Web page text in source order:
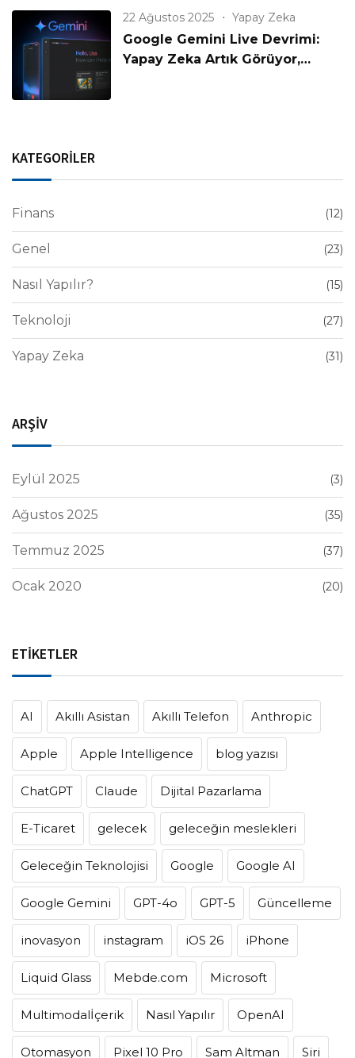
22 Ağustos 2025 Yapay Zeka
Google Gemini Live Devrimi:
Yapay Zeka Artık Görüyor,
KATEGORİLER
Finans (12)
Genel (23)
Nasıl Yapılır? (15)
Teknoloji (27)
Yapay Zeka (31)
ARŞİV
Eylül 2025 (3)
Ağustos 2025 (35)
Temmuz 2025 (37)
Ocak 2020 (20)
ETİKETLER
AI Akıllı Asistan Akıllı Telefon Anthropic
Apple Apple Intelligence blog yazısı
ChatGPT Claude Dijital Pazarlama
E-Ticaret gelecek geleceğin meslekleri
Geleceğin Teknolojisi Google Google AI
Google Gemini GPT-4o GPT-5 Güncelleme
inovasyon instagram iOS 26 iPhone
Liquid Glass Mebde.com Microsoft
Multimodalİçerik Nasıl Yapılır OpenAI
Otomasyon Pixel 10 Pro Sam Altman Siri